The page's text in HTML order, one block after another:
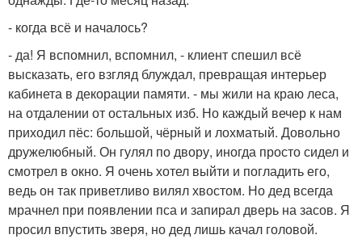
- когда всё и началось?
- да! Я вспомнил, вспомнил, - клиент спешил всё
высказать, его взгляд блуждал, превращая интерьер
кабинета в декорации памяти. - мы жили на краю леса,
на отдалении от остальных изб. Но каждый вечер к нам
приходил пёс: большой, чёрный и лохматый. Довольно
дружелюбный. Он гулял по двору, иногда просто сидел и
смотрел в окно. Я очень хотел выйти и погладить его,
ведь он так приветливо вилял хвостом. Но дед всегда
мрачнел при появлении пса и запирал дверь на засов. Я
просил впустить зверя, но дед лишь качал головой.